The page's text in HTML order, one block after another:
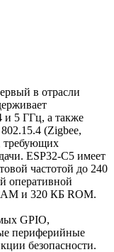
в отрасли
и 5 ГГц, а также
(Zigbee,
требующих
ESP32-C5 имеет
частотой до 240
оперативной
и 320 КБ ROM.
GPIO,
периферийные
безопасности.